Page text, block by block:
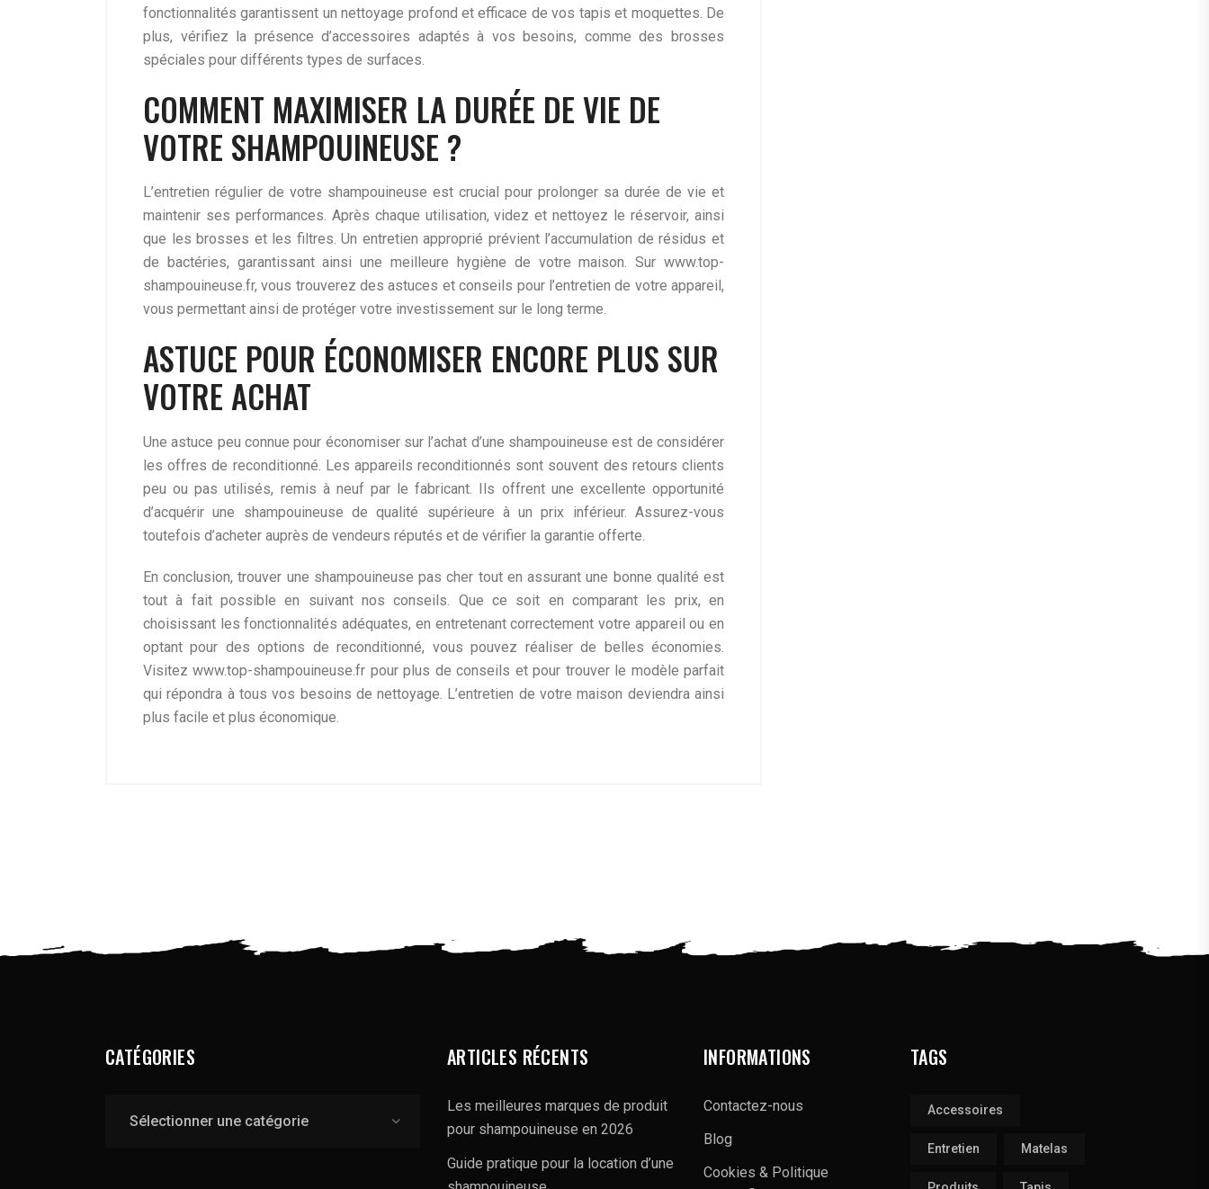
fonctionnalités garantissent un nettoyage profond et efficace de vos tapis et moquettes. De
plus, vérifiez la présence d’accessoires adaptés à vos besoins, comme des brosses
spéciales pour différents types de surfaces.
COMMENT MAXIMISER LA DURÉE DE VIE DE
VOTRE SHAMPOUINEUSE ?
L’entretien régulier de votre shampouineuse est crucial pour prolonger sa durée de vie et
maintenir ses performances. Après chaque utilisation, videz et nettoyez le réservoir, ainsi
que les brosses et les filtres. Un entretien approprié prévient l’accumulation de résidus et
de bactéries, garantissant ainsi une meilleure hygiène de votre maison. Sur www.top-
shampouineuse.fr, vous trouverez des astuces et conseils pour l’entretien de votre appareil,
vous permettant ainsi de protéger votre investissement sur le long terme.
ASTUCE POUR ÉCONOMISER ENCORE PLUS SUR
VOTRE ACHAT
Une astuce peu connue pour économiser sur l’achat d’une shampouineuse est de considérer
les offres de reconditionné. Les appareils reconditionnés sont souvent des retours clients
peu ou pas utilisés, remis à neuf par le fabricant. Ils offrent une excellente opportunité
d’acquérir une shampouineuse de qualité supérieure à un prix inférieur. Assurez-vous
toutefois d’acheter auprès de vendeurs réputés et de vérifier la garantie offerte.
En conclusion, trouver une shampouineuse pas cher tout en assurant une bonne qualité est
tout à fait possible en suivant nos conseils. Que ce soit en comparant les prix, en
choisissant les fonctionnalités adéquates, en entretenant correctement votre appareil ou en
optant pour des options de reconditionné, vous pouvez réaliser de belles économies.
Visitez www.top-shampouineuse.fr pour plus de conseils et pour trouver le modèle parfait
qui répondra à tous vos besoins de nettoyage. L’entretien de votre maison deviendra ainsi
plus facile et plus économique.
CATÉGORIES ARTICLES RÉCENTS
Les meilleures marques de produit
pour shampouineuse en 2026
Guide pratique pour la location d’une
INFORMATIONS
Contactez-nous
Blog
Cookies & Politique
TAGS
Accessoires
Entretien Matelas